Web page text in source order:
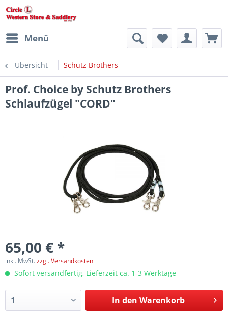
Menü
Übersicht Schutz Brothers
Prof. Choice by Schutz Brothers
Schlaufzügel "CORD"
65,00 € *
inkl. MwSt.zzgl. Versandkosten
Sofort versandfertig, Lieferzeit ca. 1-3 Werktage
In den Warenkorb